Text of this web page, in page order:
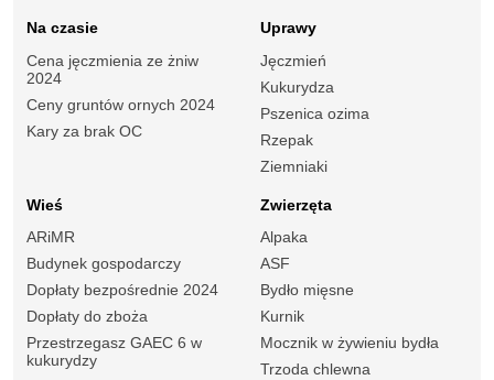
Na czasie
Cena jęczmienia ze żniw
2024
Ceny gruntów ornych 2024
Kary za brak OC
Uprawy
Jęczmień
Kukurydza
Pszenica ozima
Rzepak
Ziemniaki
Wieś
ARiMR
Budynek gospodarczy
Dopłaty bezpośrednie 2024
Dopłaty do zboża
Przestrzegasz GAEC 6 w
kukurydzy
Zwierzęta
Alpaka
ASF
Bydło mięsne
Kurnik
Mocznik w żywieniu bydła
Trzoda chlewna